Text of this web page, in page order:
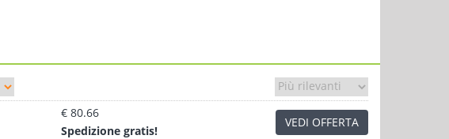
€ 80.66
Spedizione gratis!
VEDI OFFERTA